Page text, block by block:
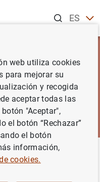
ESEN
del Banco de España
web utiliza cookies
para mejorar su
y recogida
aceptar todas las
"Aceptar",
el botón “Rechazar”
el botón
información,
cookies.